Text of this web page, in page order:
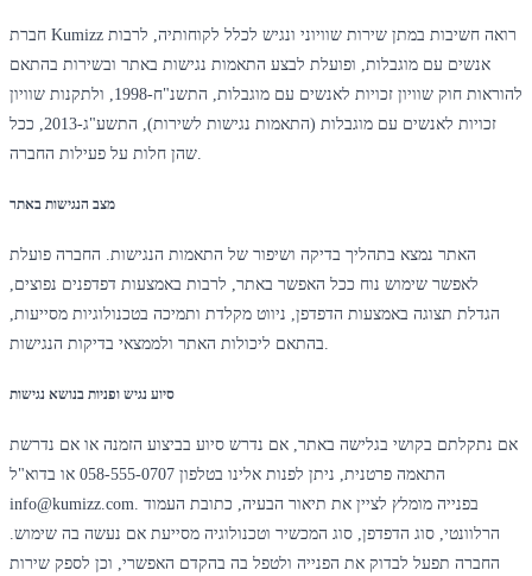
חברת Kumizz רואה חשיבות במתן שירות שוויוני ונגיש לכלל לקוחותיה, לרבות
אנשים עם מוגבלות, ופועלת לבצע התאמות נגישות באתר ובשירות בהתאם
להוראות חוק שוויון זכויות לאנשים עם מוגבלות, התשנ"ח-1998, ולתקנות שוויון
זכויות לאנשים עם מוגבלות (התאמות נגישות לשירות), התשע"ג-2013, ככל
שהן חלות על פעילות החברה.
מצב הנגישות באתר
האתר נמצא בתהליך בדיקה ושיפור של התאמות הנגישות. החברה פועלת
לאפשר שימוש נוח ככל האפשר באתר, לרבות באמצעות דפדפנים נפוצים,
הגדלת תצוגה באמצעות הדפדפן, ניווט מקלדת ותמיכה בטכנולוגיות מסייעות,
בהתאם ליכולות האתר ולממצאי בדיקות הנגישות.
סיוע נגיש ופניות בנושא נגישות
אם נתקלתם בקושי בגלישה באתר, אם נדרש סיוע בביצוע הזמנה או אם נדרשת
התאמה פרטנית, ניתן לפנות אלינו בטלפון 058-555-0707 או בדוא"ל
info@kumizz.com. בפנייה מומלץ לציין את תיאור הבעיה, כתובת העמוד
הרלוונטי, סוג הדפדפן, סוג המכשיר וטכנולוגיה מסייעת אם נעשה בה שימוש.
החברה תפעל לבדוק את הפנייה ולטפל בה בהקדם האפשרי, וכן לספק שירות